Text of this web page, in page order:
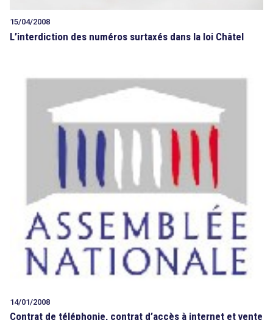
15/04/2008
L’interdiction des numéros surtaxés dans la loi Châtel
14/01/2008
Contrat de téléphonie, contrat d’accès à internet et vente